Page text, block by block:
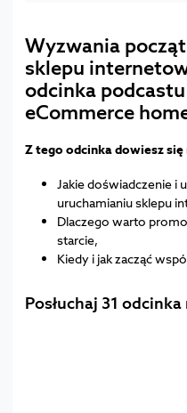
Wyzwania
sklepu
odcinka
eCommerce
Z tego odcinka dowiesz się
Jakie doświadczenie i
uruchamianiu sklepu
Dlaczego warto
starcie,
Kiedy i jak zacząć
Posłuchaj 31